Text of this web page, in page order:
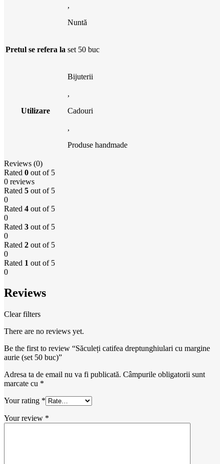
,
Nuntă
Pretul se refera la set 50 buc
Utilizare
Bijuterii
,
Cadouri
,
Produse handmade
Reviews (0)
Rated 0 out of 5
0 reviews
Rated 5 out of 5
0
Rated 4 out of 5
0
Rated 3 out of 5
0
Rated 2 out of 5
0
Rated 1 out of 5
0
Reviews
Clear filters
There are no reviews yet.
Be the first to review “Săculeți catifea dreptunghiulari cu margine
aurie (set 50 buc)”
Adresa ta de email nu va fi publicată. Câmpurile obligatorii sunt
marcate cu *
Your rating *
Your review *